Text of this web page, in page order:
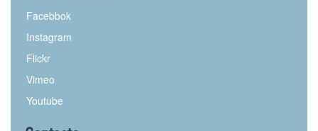
Facebbok
Instagram
Flickr
Vimeo
Youtube